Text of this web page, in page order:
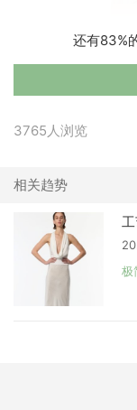
还有83%
3765人浏览
相关趋势
极